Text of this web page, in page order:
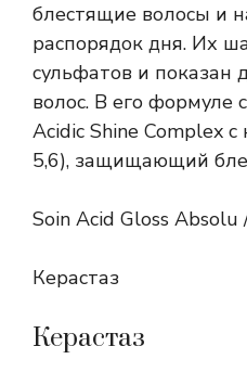
блестящие волосы и
распорядок дня. Их
сульфатов и показан
волос. В его формуле
Acidic Shine Complex
5,6), защищающий
Soin Acid Gloss Absolu
Керастаз
Керастаз